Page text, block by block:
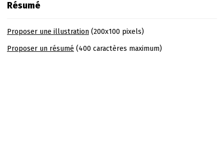
Résumé
Proposer une illustration(200x100 pixels)
Proposer un résumé (400 caractères maximum)